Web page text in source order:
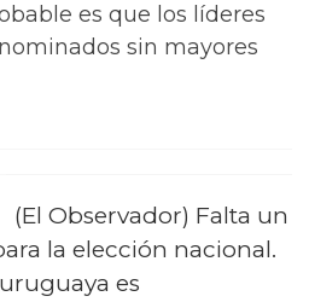
es que los líderes
sin mayores
(El Observador) Falta un
la elección nacional.
es